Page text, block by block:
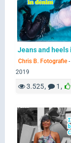
Chris B. Fotografie -
2019
3.525 1